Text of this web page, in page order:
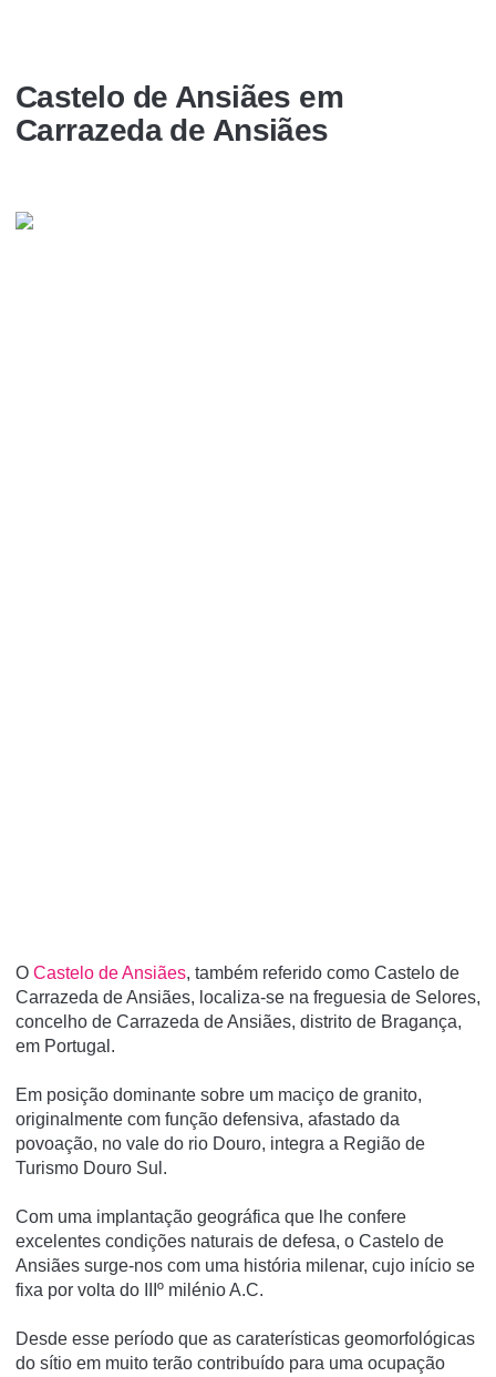
Castelo de Ansiães em
Carrazeda de Ansiães
O Castelo de Ansiães, também referido como Castelo de
Carrazeda de Ansiães, localiza-se na freguesia de Selores,
concelho de Carrazeda de Ansiães, distrito de Bragança,
em Portugal.
Em posição dominante sobre um maciço de granito,
originalmente com função defensiva, afastado da
povoação, no vale do rio Douro, integra a Região de
Turismo Douro Sul.
Com uma implantação geográfica que lhe confere
excelentes condições naturais de defesa, o Castelo de
Ansiães surge-nos com uma história milenar, cujo início se
fixa por volta do IIIº milénio A.C.
Desde esse período que as caraterísticas geomorfológicas
do sítio em muito terão contribuído para uma ocupação